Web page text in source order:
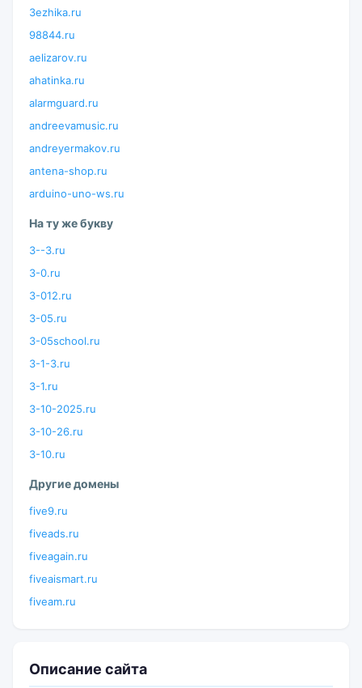
3ezhika.ru
98844.ru
aelizarov.ru
ahatinka.ru
alarmguard.ru
andreevamusic.ru
andreyermakov.ru
antena-shop.ru
arduino-uno-ws.ru
На ту же букву
3--3.ru
3-0.ru
3-012.ru
3-05.ru
3-05school.ru
3-1-3.ru
3-1.ru
3-10-2025.ru
3-10-26.ru
3-10.ru
Другие домены
five9.ru
fiveads.ru
fiveagain.ru
fiveaismart.ru
fiveam.ru
Описание сайта